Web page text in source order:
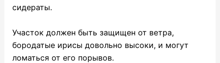
сидераты.
Участок должен быть защищен от ветра,
бородатые ирисы довольно высоки, и могут
ломаться от его порывов.